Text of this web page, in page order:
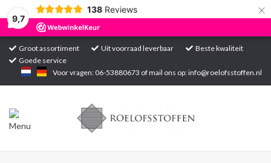
9,7
138 Reviews ×
Groot assortiment Uit voorraad leverbaar
Beste kwaliteit
Goede service
Voor vragen: 06-53880673 of mail ons op:info@roelofsstoffen.nl
Home